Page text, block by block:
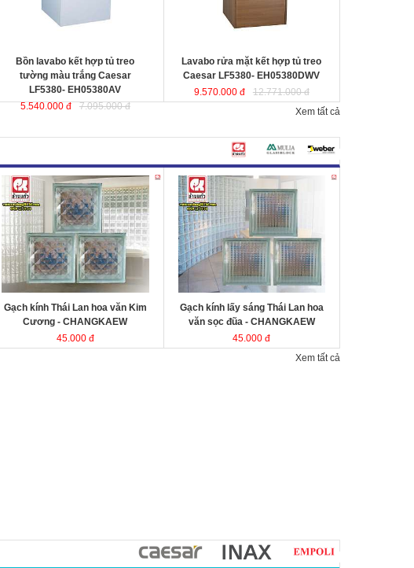
: 500x500x100 mm.
Bồn lavabo kết hợp tủ treo
tường màu trắng Caesar
LF5380- EH05380AV
5.540.000 đ
7.095.000 đ
của không gian phòng tắm.
: 500x500x100 mm.
Lavabo rửa mặt kết hợp tủ treo
Caesar LF5380- EH05380DWV
9.570.000 đ
12.771.000 đ
Xem tất cả
Gạch kính lấy sángChangkaew
gạch
kính Thái Lan
Kích thước
Đóng gói
Gạch kính Thái Lan hoa văn Kim
Cương - CHANGKAEW
45.000 đ
Gạch kính lấy sáng Changkaew
gạch
kính Thái Lan
Kích thước
Đóng gói
Gạch kính lấy sáng Thái Lan hoa
văn sọc đũa - CHANGKAEW
45.000 đ
Xem tất cả